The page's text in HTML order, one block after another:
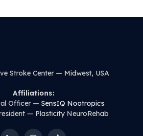
Stroke Center — Midwest, USA
Affiliations:
Officer — SensIQ Nootropics
— Plasticity NeuroRehab